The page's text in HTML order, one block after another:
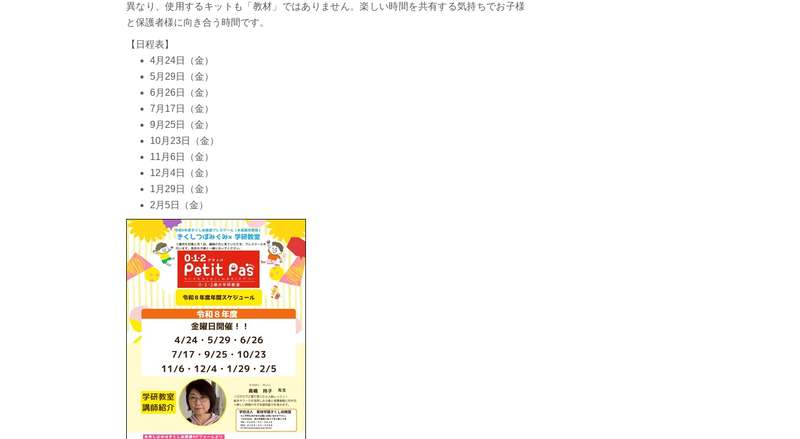
異なり、使用するキットも「教材」ではありません。楽しい時間を共有する気持ちでお子様
と保護者様に向き合う時間です。
【日程表】
4月24日（金）
5月29日（金）
6月26日（金）
7月17日（金）
9月25日（金）
10月23日（金）
11月6日（金）
12月4日（金）
1月29日（金）
2月5日（金）